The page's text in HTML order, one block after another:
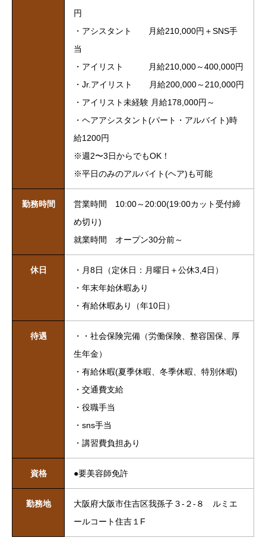
円
・アシスタント 月給210,000円＋SNS手
当
・アイリスト 月給210,000～400,000円
・Jr.アイリスト 月給200,000～210,000円
・アイリスト未経験 月給178,000円～
・ヘアアシスタント(パート・アルバイト)時
給1200円
※週2〜3日からでもOK！
※平日のみのアルバイト(ヘア)も可能
勤務時間
営業時間 10:00～20:00(19:00カット受付締
め切り)
就業時間 オープン30分前～
休日
・月8日（定休日：月曜日＋公休3,4日）
・年末年始休暇あり
・有給休暇あり（年10日）
待遇
・・社会保険完備（労働保険、整容国保、厚
生年金）
・有給休暇(夏季休暇、冬季休暇、特別休暇)
・交通費支給
・役職手当
・sns手当
・講習費負担あり
資格 ●要美容師免許
勤務地
大阪府大阪市住吉区我孫子３-２-８ ルミエ
ールコート住吉１F